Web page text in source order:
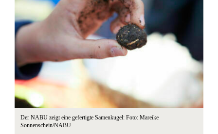
Der NABU zeigt eine gefertigte Samenkugel: Foto: Mareike
Sonnenschein/NABU